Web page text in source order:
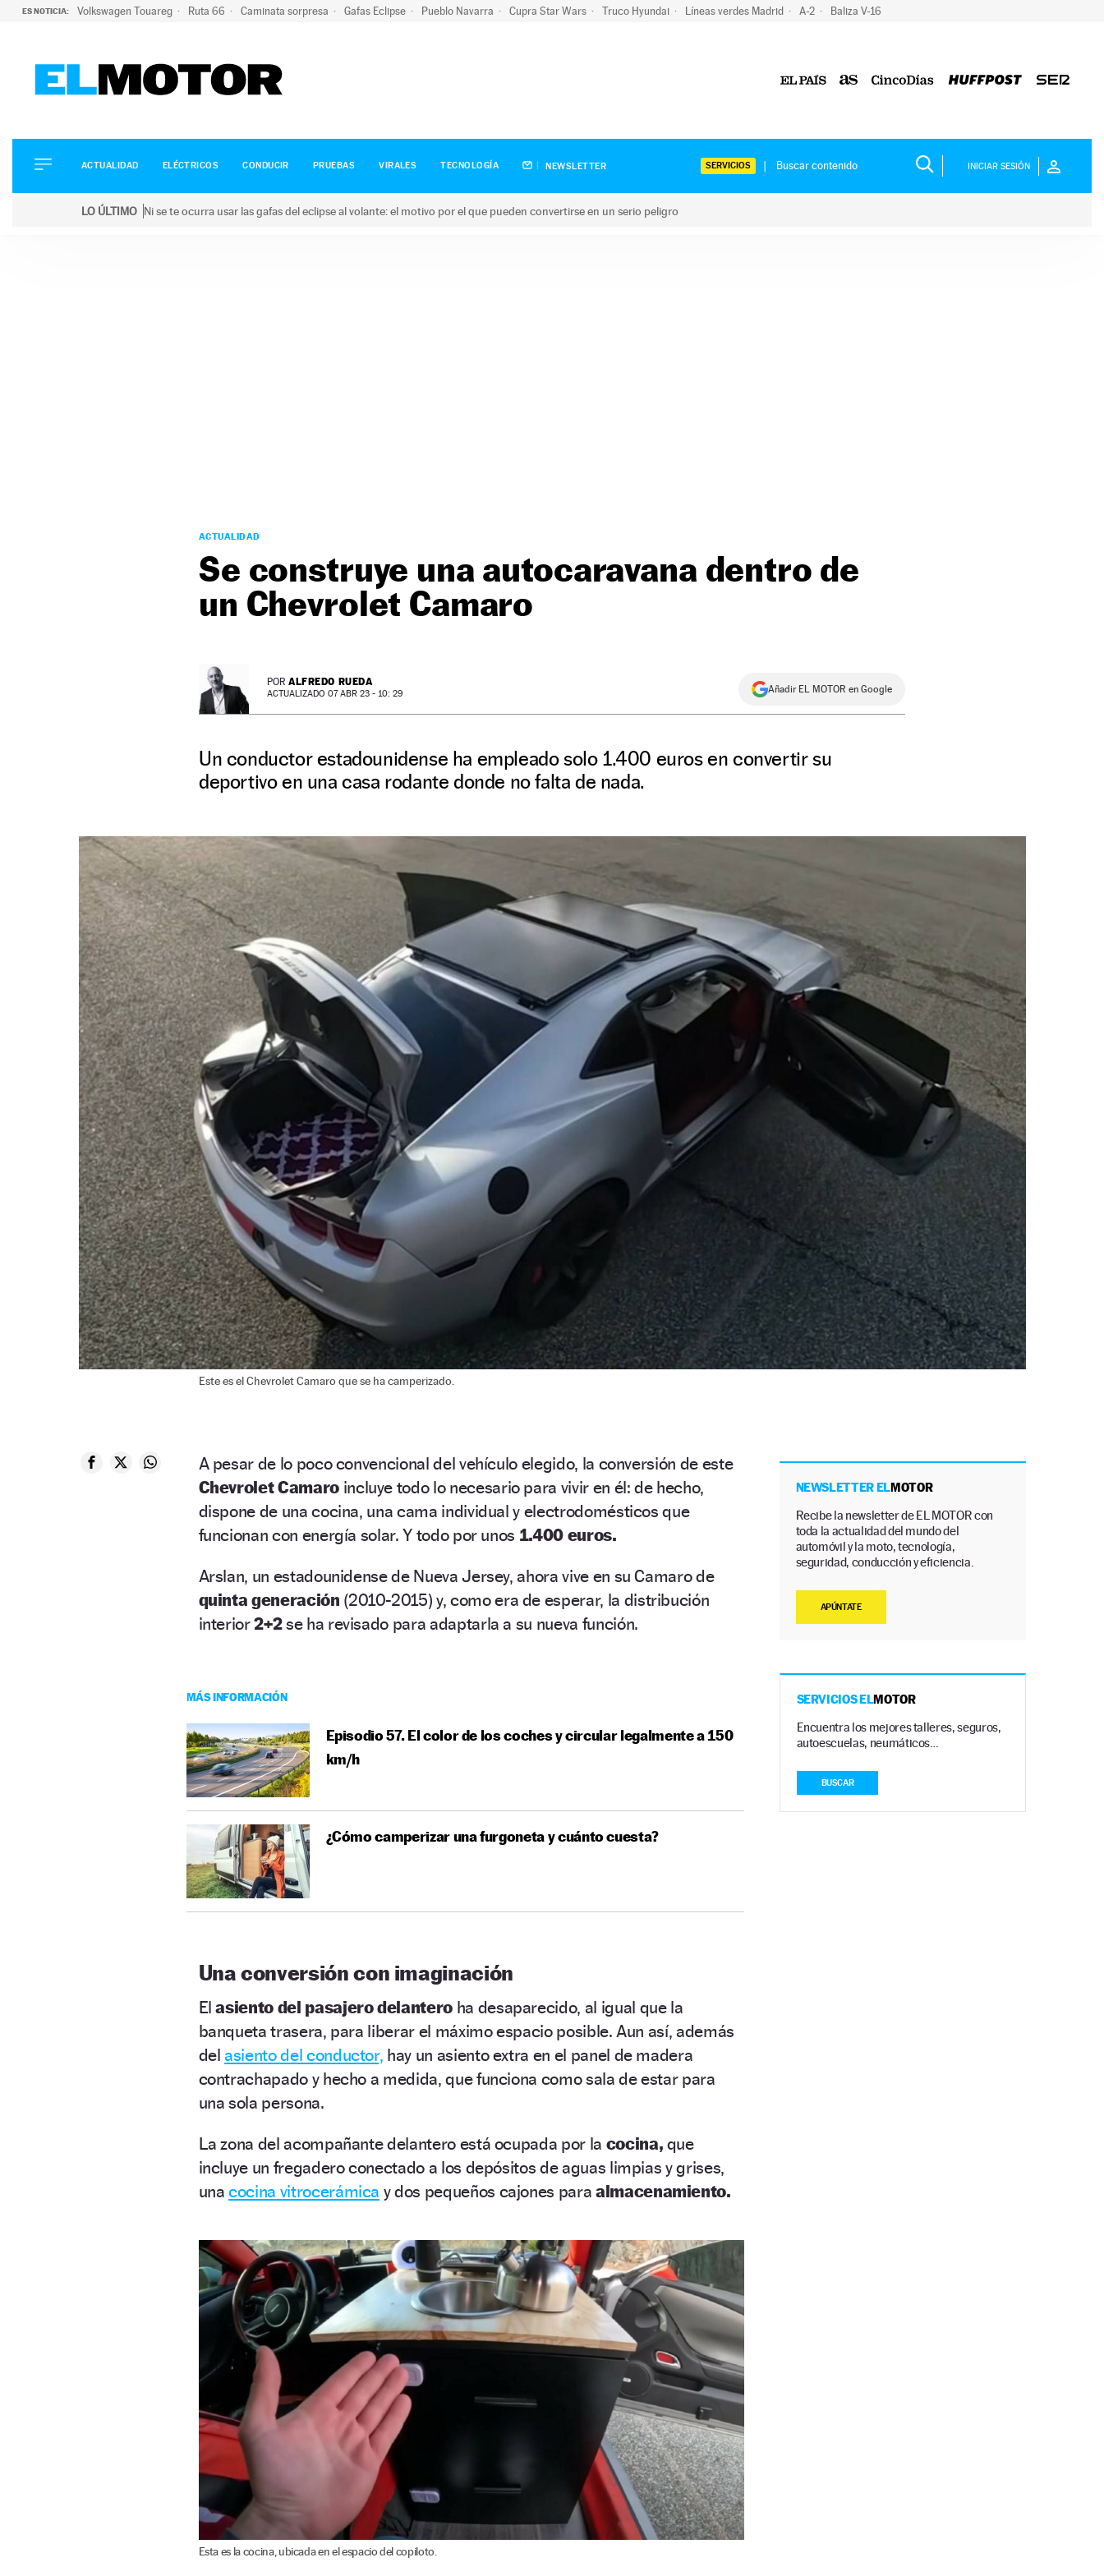
ES NOTICIA: Volkswagen Touareg Ruta 66 Caminata sorpresa Gafas Eclipse Pueblo Navarra Cupra Star Wars Truco Hyundai Líneas verdes Madrid A-2 Baliza V-16
ELÉCTRICOS
CONDUCIR
ACTUALIDAD ELÉCTRICOS CONDUCIR PRUEBAS VIRALES TECNOLOGÍA NEWSLETTER SERVICIOS INICIAR SESIÓN
LO ÚLTIMO Ni se te ocurra usar las gafas del eclipse al volante: el motivo por el que pueden convertirse en un serio peligro
ACTUALIDAD
Se construye una autocaravana dentro de
un Chevrolet Camaro
POR ALFREDO RUEDA
ACTUALIZADO 07 ABR 23 - 10: 29 Añadir EL MOTOR en Google
Un conductor estadounidense ha empleado solo 1.400 euros en convertir su
deportivo en una casa rodante donde no falta de nada.
Este es el Chevrolet Camaro que se ha camperizado.
A pesar de lo poco convencional del vehículo elegido, la conversión de este
Chevrolet Camaroincluye todo lo necesario para vivir en él: de hecho,
dispone de una cocina, una cama individual y electrodomésticos que
funcionan con energía solar. Y todo por unos 1.400 euros.
Arslan, un estadounidense de Nueva Jersey, ahora vive en su Camaro de
quinta generación (2010-2015) y, como era de esperar, la distribución
interior2+2se ha revisado para adaptarla a su nueva función.
MÁS INFORMACIÓN
Episodio 57. El color de los coches y circular legalmente a 150
km/h
¿Cómo camperizar una furgoneta y cuánto cuesta?
Una conversión con imaginación
El asiento del pasajero delantero ha desaparecido, al igual que la
banqueta trasera, para liberar el máximo espacio posible. Aun así, además
delasiento del conductor, hay un asiento extra en el panel de madera
contrachapado y hecho a medida, que funciona como sala de estar para
una sola persona.
La zona del acompañante delantero está ocupada por la cocina, que
incluye un fregadero conectado a los depósitos de aguas limpias y grises,
unacocina vitrocerámica y dos pequeños cajones para almacenamiento.
Esta es la cocina, ubicada en el espacio del copiloto.
NEWSLETTER ELMOTOR
Recibe la newsletter de EL MOTOR con
toda la actualidad del mundo del
automóvil y la moto, tecnología,
seguridad, conducción y eficiencia.
APÚNTATE
SERVICIOS ELMOTOR
Encuentra los mejores talleres, seguros,
autoescuelas, neumáticos…
BUSCAR